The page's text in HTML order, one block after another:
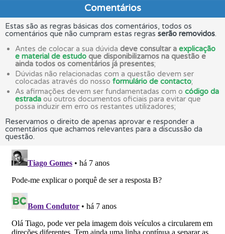
Comentários
Estas são as regras básicas dos comentários, todos os
comentários que não cumpram estas regras serão removidos.
Antes de colocar a sua dúvida deve consultar a explicação
e material de estudo que disponibilizamos na questão e
ainda todos os comentários já presentes;
Dúvidas não relacionadas com a questão devem ser
colocadas através do nosso formulário de contacto;
As afirmações devem ser fundamentadas com o código da
estrada ou outros documentos oficiais para evitar que
possa induzir em erro os restantes utilizadores;
Reservamos o direito de apenas aprovar e responder a
comentários que achamos relevantes para a discussão da
questão.